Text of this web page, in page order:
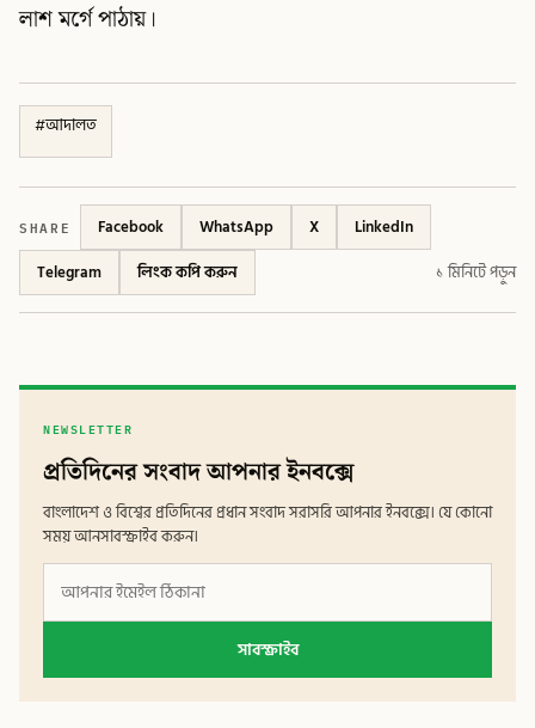
লাশ মর্গে পাঠায়।
#আদালত
SHARE Facebook WhatsApp X
LinkedIn
Telegram
লিংক কপি করুন ১ মিনিটে পড়ুন
NEWSLETTER
প্রতিদিনের সংবাদ আপনার ইনবক্সে
বাংলাদেশ ও বিশ্বের প্রতিদিনের প্রধান সংবাদ সরাসরি আপনার ইনবক্সে। যে কোনো
সময় আনসাবস্ক্রাইব করুন।
সাবস্ক্রাইব